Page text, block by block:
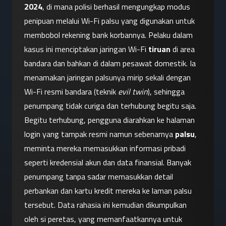
2024, di mana polisi berhasil mengungkap modus
penipuan melalui Wi-Fi palsu yang digunakan untuk
membobol rekening bank korbannya. Pelaku dalam
kasus ini menciptakan jaringan Wi-Fi tiruan di area
bandara dan bahkan di dalam pesawat domestik. Ia
menamakan jaringan palsunya mirip sekali dengan
Wi-Fi resmi bandara (teknik evil twin), sehingga
penumpang tidak curiga dan terhubung begitu saja.
Begitu terhubung, pengguna diarahkan ke halaman
login yang tampak resmi namun sebenarnya palsu,
meminta mereka memasukkan informasi pribadi
seperti kredensial akun dan data finansial. Banyak
penumpang tanpa sadar memasukkan detail
perbankan dan kartu kredit mereka ke laman palsu
tersebut. Data rahasia ini kemudian dikumpulkan
oleh si peretas, yang memanfaatkannya untuk